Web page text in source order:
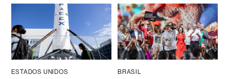
ESTADOS UNIDOS BRASIL